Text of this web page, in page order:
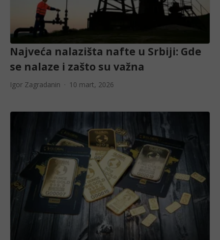
Najveća nalazišta nafte u Srbiji: Gde
se nalaze i zašto su važna
Igor Zagradanin 10 mart, 2026